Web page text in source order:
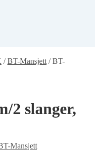
/BT-Mansjett /BT-
2 slanger,
Mansjett